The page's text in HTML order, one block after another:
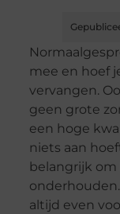
mee en hoef
vervangen.
geen grote
een hoge
niets aan
belangrijk
altijd even